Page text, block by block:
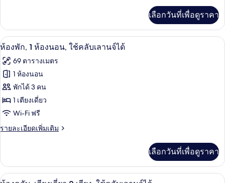
เตียง
คิง
ไซส์
1
เตียง
(Walk-
In
Shower)
เกี่ยว
กับ
ห้อง
ลัก
ซ์,
คิง
ไซส์
เตียง
(Walk-
เลือกวันที่เพื่อดูราคา
เปิด
ภาพถ่าย
ทั้งหมด
ของ
ห้อง
พัก,
1
ใช้
เครื่องนอนระดับพรีเมียม, ผ้านวมขนเ
7
ห้องพัก, 1 ห้องนอน, ใช้คลับเลานจ์ได้
69 ตารางเมตร
1 ห้องนอน
พักได้ 3 คน
1 เตียงเดี่ยว
Wi-Fi ฟรี
รายละเอียดเพิ่มเติม
ราย
เกี่ยว
กับ
เลือกวันที่เพื่อดูราคา
เปิด
ห้องคลับ, เตียงเดี่ยว 2 เตียง, ใช้คลับ